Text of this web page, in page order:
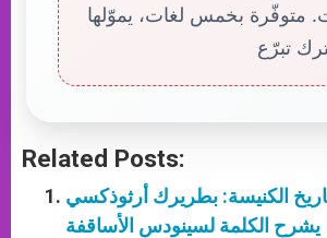
متوفّرة بخمس لغات، يموّلها
تبرّع
Related Posts:
الكنيسة: بطريرك أرثوذكسي
يشرح الكلمة لسينودس الأساقفة